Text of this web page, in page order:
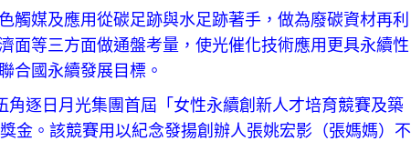
觸媒及應用從碳足跡與水足跡著手，做為廢碳資材再利
面等三方面做通盤考量，使光催化技術應用更具永續性
合國永續發展目標。
逐日月光集團首屆「女性永續創新人才培育競賽及築
金。該競賽用以紀念發揚創辦人張姚宏影（張媽媽）不